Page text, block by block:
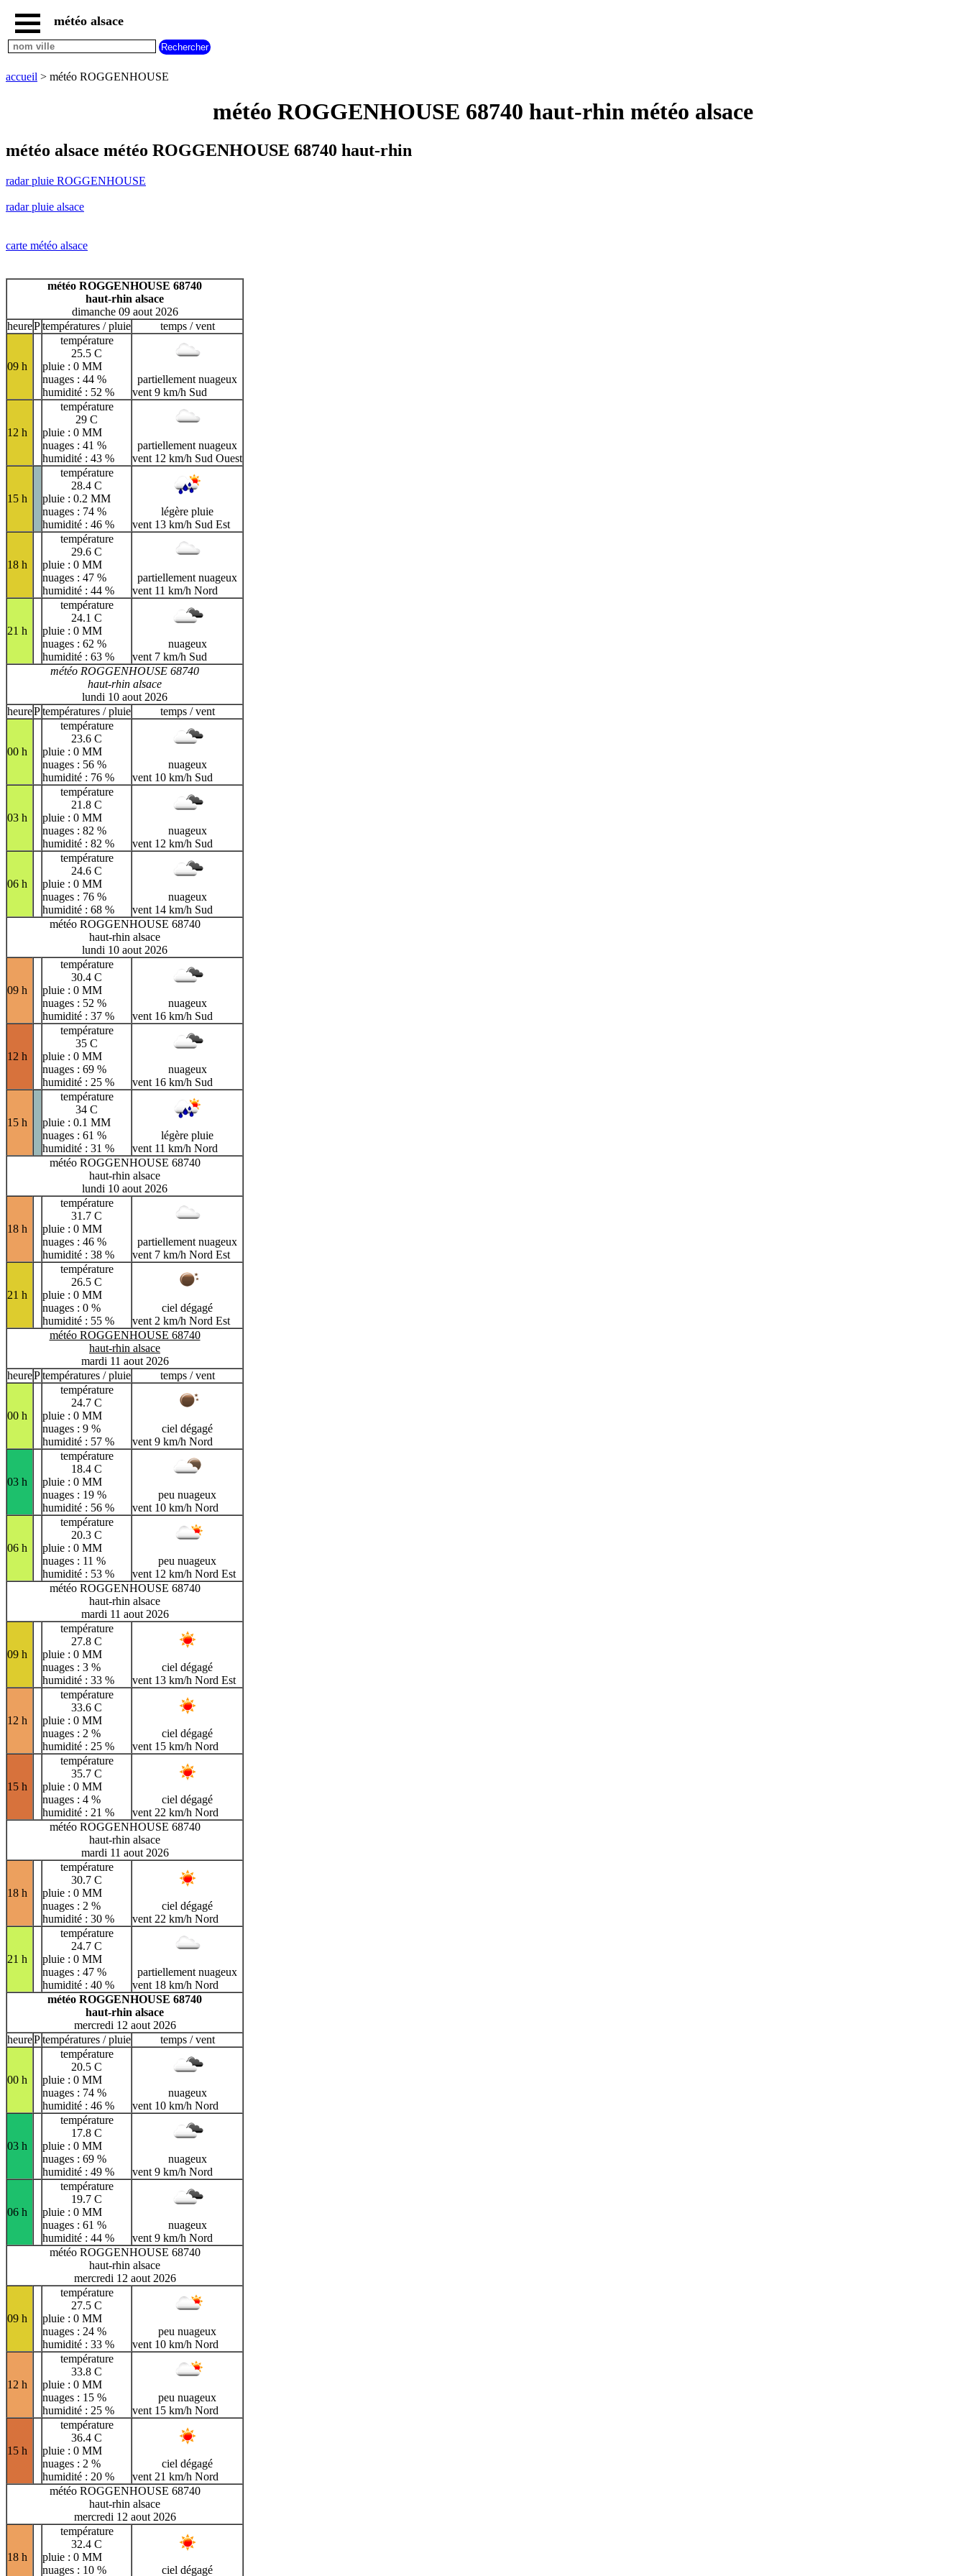
accueil
radar
ROGGENHOUSE
radar
pluie
carte
météo
france
villes
F
G
H
I J K L M
N
R S T
U
V
W X Y Z
météo alsace
accueil > météo ROGGENHOUSE
météo ROGGENHOUSE 68740 haut-rhin météo alsace
météo alsace météo ROGGENHOUSE 68740 haut-rhin
radar pluie ROGGENHOUSE
radar pluie alsace
carte météo alsace
météo ROGGENHOUSE 68740
haut-rhin alsace
dimanche 09 aout 2026
heurePtempératures / pluie temps / vent
09 h
température
25.5 C
pluie : 0 MM
nuages : 44 %
humidité : 52 %
partiellement nuageux
vent 9 km/h Sud
12 h
température
29 C
pluie : 0 MM
nuages : 41 %
humidité : 43 %
partiellement nuageux
vent 12 km/h Sud Ouest
15 h
température
28.4 C
pluie : 0.2 MM
nuages : 74 %
humidité : 46 %
légère pluie
vent 13 km/h Sud Est
18 h
température
29.6 C
pluie : 0 MM
nuages : 47 %
humidité : 44 %
partiellement nuageux
vent 11 km/h Nord
21 h
température
24.1 C
pluie : 0 MM
nuages : 62 %
humidité : 63 %
nuageux
vent 7 km/h Sud
météo ROGGENHOUSE 68740
haut-rhin alsace
lundi 10 aout 2026
heurePtempératures / pluie temps / vent
00 h
température
23.6 C
pluie : 0 MM
nuages : 56 %
humidité : 76 %
nuageux
vent 10 km/h Sud
03 h
température
21.8 C
pluie : 0 MM
nuages : 82 %
humidité : 82 %
nuageux
vent 12 km/h Sud
06 h
température
24.6 C
pluie : 0 MM
nuages : 76 %
humidité : 68 %
nuageux
vent 14 km/h Sud
météo ROGGENHOUSE 68740
haut-rhin alsace
lundi 10 aout 2026
09 h
température
30.4 C
pluie : 0 MM
nuages : 52 %
humidité : 37 %
nuageux
vent 16 km/h Sud
12 h
température
35 C
pluie : 0 MM
nuages : 69 %
humidité : 25 %
nuageux
vent 16 km/h Sud
15 h
température
34 C
pluie : 0.1 MM
nuages : 61 %
humidité : 31 %
légère pluie
vent 11 km/h Nord
météo ROGGENHOUSE 68740
haut-rhin alsace
lundi 10 aout 2026
18 h
température
31.7 C
pluie : 0 MM
nuages : 46 %
humidité : 38 %
partiellement nuageux
vent 7 km/h Nord Est
21 h
température
26.5 C
pluie : 0 MM
nuages : 0 %
humidité : 55 %
ciel dégagé
vent 2 km/h Nord Est
météo ROGGENHOUSE 68740
haut-rhin alsace
mardi 11 aout 2026
heurePtempératures / pluie temps / vent
00 h
température
24.7 C
pluie : 0 MM
nuages : 9 %
humidité : 57 %
ciel dégagé
vent 9 km/h Nord
03 h
température
18.4 C
pluie : 0 MM
nuages : 19 %
humidité : 56 %
peu nuageux
vent 10 km/h Nord
06 h
température
20.3 C
pluie : 0 MM
nuages : 11 %
humidité : 53 %
peu nuageux
vent 12 km/h Nord Est
météo ROGGENHOUSE 68740
haut-rhin alsace
mardi 11 aout 2026
09 h
température
27.8 C
pluie : 0 MM
nuages : 3 %
humidité : 33 %
ciel dégagé
vent 13 km/h Nord Est
12 h
température
33.6 C
pluie : 0 MM
nuages : 2 %
humidité : 25 %
ciel dégagé
vent 15 km/h Nord
15 h
température
35.7 C
pluie : 0 MM
nuages : 4 %
humidité : 21 %
ciel dégagé
vent 22 km/h Nord
météo ROGGENHOUSE 68740
haut-rhin alsace
mardi 11 aout 2026
18 h
température
30.7 C
pluie : 0 MM
nuages : 2 %
humidité : 30 %
ciel dégagé
vent 22 km/h Nord
21 h
température
24.7 C
pluie : 0 MM
nuages : 47 %
humidité : 40 %
partiellement nuageux
vent 18 km/h Nord
météo ROGGENHOUSE 68740
haut-rhin alsace
mercredi 12 aout 2026
heurePtempératures / pluie temps / vent
00 h
température
20.5 C
pluie : 0 MM
nuages : 74 %
humidité : 46 %
nuageux
vent 10 km/h Nord
03 h
température
17.8 C
pluie : 0 MM
nuages : 69 %
humidité : 49 %
nuageux
vent 9 km/h Nord
06 h
température
19.7 C
pluie : 0 MM
nuages : 61 %
humidité : 44 %
nuageux
vent 9 km/h Nord
météo ROGGENHOUSE 68740
haut-rhin alsace
mercredi 12 aout 2026
09 h
température
27.5 C
pluie : 0 MM
nuages : 24 %
humidité : 33 %
peu nuageux
vent 10 km/h Nord
12 h
température
33.8 C
pluie : 0 MM
nuages : 15 %
humidité : 25 %
peu nuageux
vent 15 km/h Nord
15 h
température
36.4 C
pluie : 0 MM
nuages : 2 %
humidité : 20 %
ciel dégagé
vent 21 km/h Nord
météo ROGGENHOUSE 68740
haut-rhin alsace
mercredi 12 aout 2026
18 h
température
32.4 C
pluie : 0 MM
nuages : 10 %
ciel dégagé